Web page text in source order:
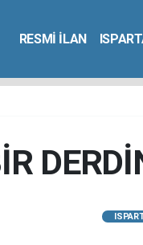
RESMİ İLAN